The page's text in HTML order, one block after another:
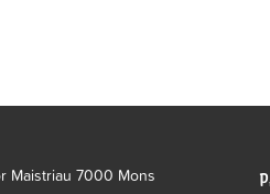
Maistriau7000 Mons